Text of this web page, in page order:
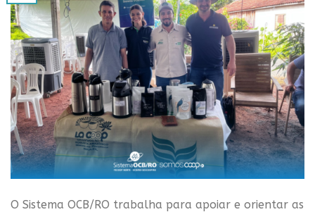
O Sistema OCB/RO trabalha para apoiar e orientar as